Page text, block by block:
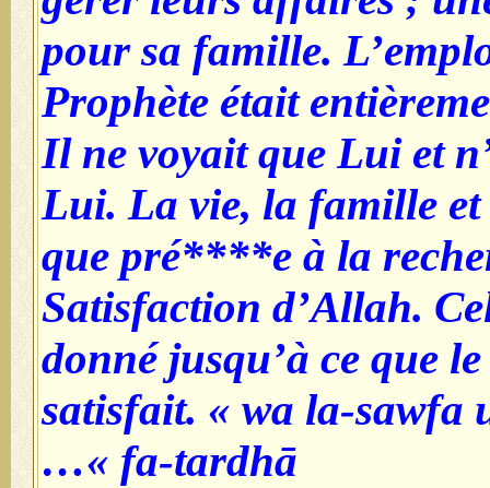
pour sa famille.
Prophète était
Il ne voyait que Lui et
Lui. La vie, la famille et
que pré****e à la
Satisfaction d’Allah.
donné jusqu’à ce que
satisfait. «wa la-sawfa
fa-tardhā
»…